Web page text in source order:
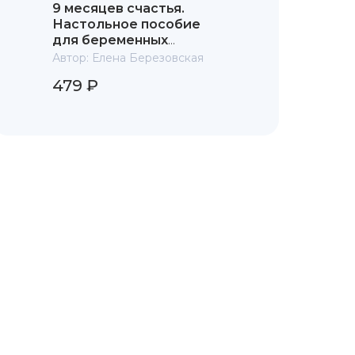
9 месяцев счастья.
Настольное пособие
для беременных
женщин
Автор: Елена Березовская
479 ₽